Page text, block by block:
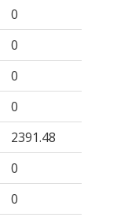
0
0
0
0
2391.48
0
0